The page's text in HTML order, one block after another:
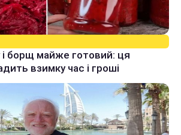
і борщ майже готовий: ця
взимку час і гроші